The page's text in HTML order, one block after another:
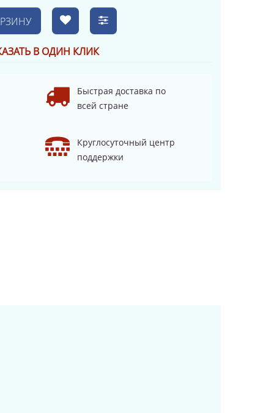
В ОДИН КЛИК
Быстрая доставка по
всей стране
Круглосуточный центр
поддержки